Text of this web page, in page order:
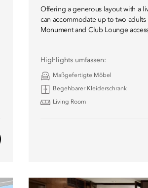
Offering a generous layout with a
can accommodate up to two
Monument and Club Lounge
Highlights umfassen:
Maßgefertigte Möbel
Begehbarer Kleiderschrank
Living Room